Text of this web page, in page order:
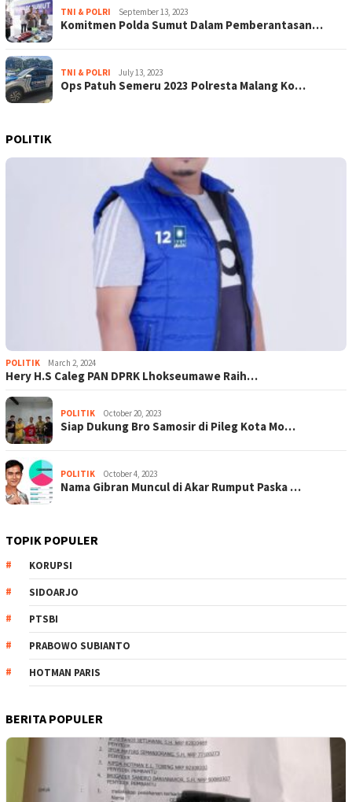
TNI & POLRI September 13, 2023
Komitmen Polda Sumut Dalam Pemberantasan…
TNI & POLRI July 13, 2023
Ops Patuh Semeru 2023 Polresta Malang Ko…
POLITIK
POLITIK March 2, 2024
Hery H.S Caleg PAN DPRK Lhokseumawe Raih…
POLITIK October 20, 2023
Siap Dukung Bro Samosir di Pileg Kota Mo…
POLITIK October 4, 2023
Nama Gibran Muncul di Akar Rumput Paska …
TOPIK POPULER
KORUPSI
SIDOARJO
PTSBI
PRABOWO SUBIANTO
HOTMAN PARIS
BERITA POPULER